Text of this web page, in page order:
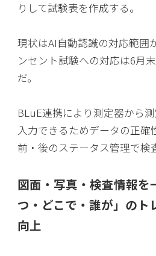
りして試験表を作成する。
現状はAI自動認識の対応範囲
ンセント試験への対応は6月
だ。
BLuE連携により測定器から
入力できるためデータの正確
前・後のステータス管理で検
図面・写真・検査情報を
つ・どこで・誰が」のト
向上